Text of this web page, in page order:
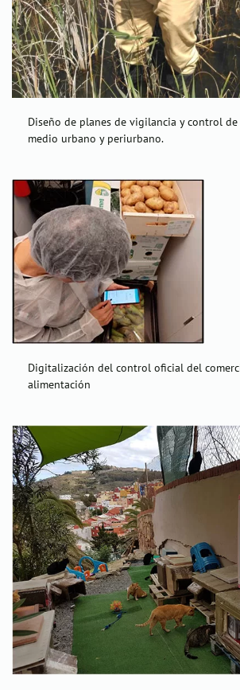
Diseño de planes de vigilancia y control
medio urbano y periurbano.
Digitalización del control oficial del
alimentación